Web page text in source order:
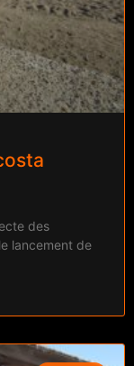
des
lancement de